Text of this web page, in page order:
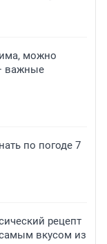
можно
важные
по погоде 7
рецепт
вкусом из